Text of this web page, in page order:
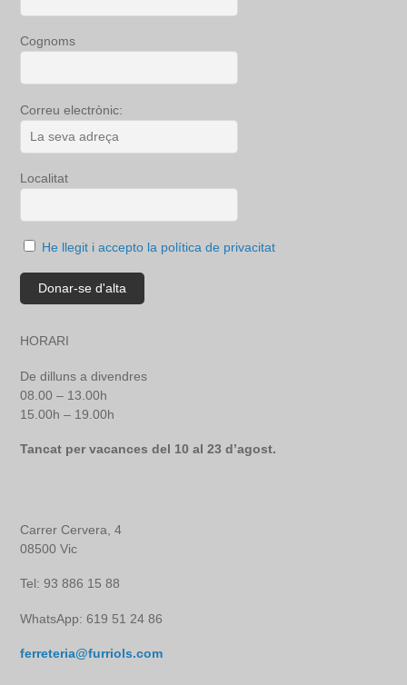
Cognoms
Correu electrònic:
Localitat
He llegit i accepto la política de privacitat
HORARI
De dilluns a divendres
08.00 – 13.00h
15.00h – 19.00h
Tancat per vacances del 10 al 23 d’agost.
Carrer Cervera, 4
08500 Vic
Tel: 93 886 15 88
WhatsApp: 619 51 24 86
ferreteria@furriols.com